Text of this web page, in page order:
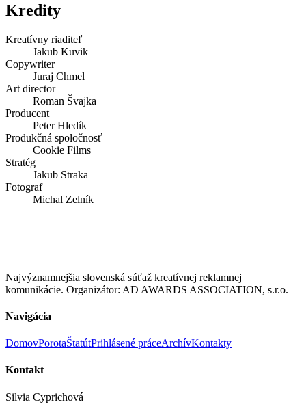
Kredity
Kreatívny riaditeľ
Jakub Kuvik
Copywriter
Juraj Chmel
Art director
Roman Švajka
Producent
Peter Hledík
Produkčná spoločnosť
Cookie Films
Stratég
Jakub Straka
Fotograf
Michal Zelník
Najvýznamnejšia slovenská súťaž kreatívnej reklamnej
komunikácie. Organizátor: AD AWARDS ASSOCIATION, s.r.o.
Navigácia
DomovPorotaŠtatútPrihlásené práceArchívKontakty
Kontakt
Silvia Cyprichová